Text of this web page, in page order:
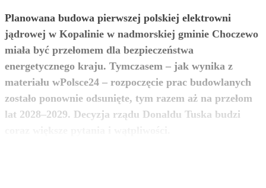
Planowana budowa pierwszej polskiej elektrowni
jądrowej w Kopalinie w nadmorskiej gminie Choczewo
miała być przełomem dla bezpieczeństwa
energetycznego kraju. Tymczasem – jak wynika z
materiału wPolsce24 – rozpoczęcie prac budowlanych
zostało ponownie odsunięte, tym razem aż na przełom
lat 2028–2029. Decyzja rządu Donaldu Tuska budzi